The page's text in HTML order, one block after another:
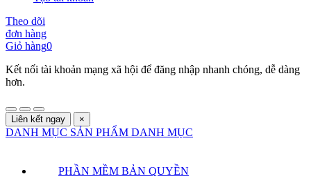
Theo dõi
đơn hàng
Giỏ hàng0
Kết nối tài khoản mạng xã hội để đăng nhập nhanh chóng, dễ dàng
hơn.
Liên kết ngay ×
DANH MỤC SẢN PHẨM DANH MỤC
PHẦN MỀM BẢN QUYỀN